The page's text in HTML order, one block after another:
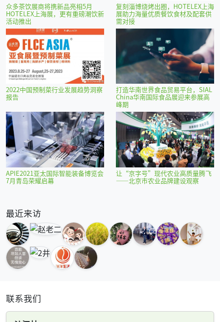
众多茶饮展商将携新品亮相5月
HOTELEX上海展，更有重磅潮饮新
活动推出
复刻淄博烧烤出圈，HOTELEX上海
展助力海量优质餐饮食材及配套供
需对接
2022中国预制菜行业发展趋势洞察
报告
打造华南世界食品贸易平台，SIAL
China华南国际食品展迎来参展高
峰期
APIE2021亚太国际智能装备博览会
7月青岛荣耀启幕
让“京字号”现代农业高质量腾飞
——北京市农业品牌建设观察
最近来访
联系我们